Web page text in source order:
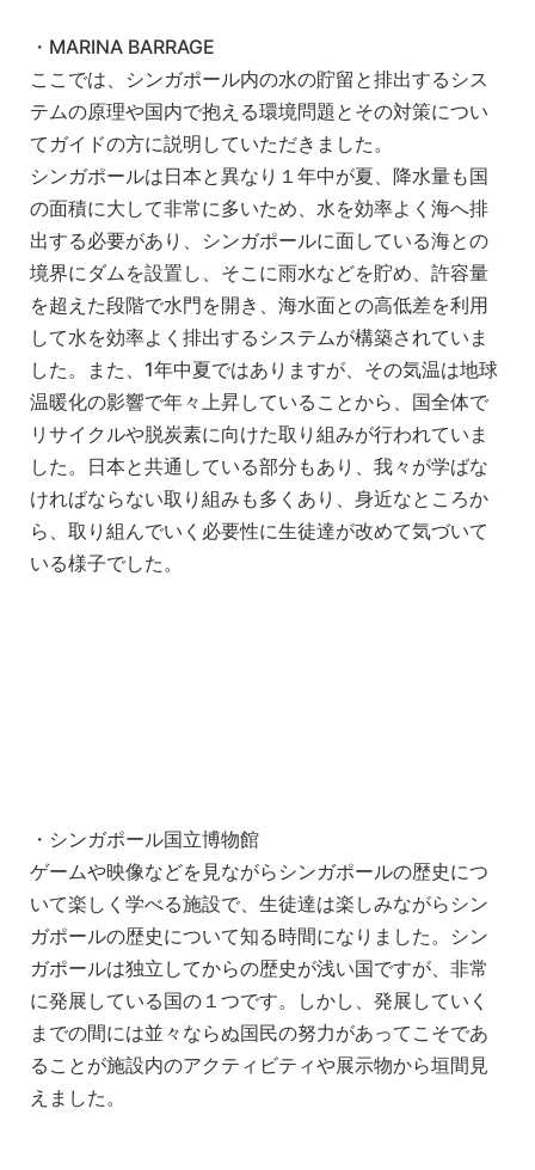
・MARINA BARRAGE
ここでは、シンガポール内の水の貯留と排出するシス
テムの原理や国内で抱える環境問題とその対策につい
てガイドの方に説明していただきました。
シンガポールは日本と異なり１年中が夏、降水量も国
の面積に大して非常に多いため、水を効率よく海へ排
出する必要があり、シンガポールに面している海との
境界にダムを設置し、そこに雨水などを貯め、許容量
を超えた段階で水門を開き、海水面との高低差を利用
して水を効率よく排出するシステムが構築されていま
した。また、1年中夏ではありますが、その気温は地球
温暖化の影響で年々上昇していることから、国全体で
リサイクルや脱炭素に向けた取り組みが行われていま
した。日本と共通している部分もあり、我々が学ばな
ければならない取り組みも多くあり、身近なところか
ら、取り組んでいく必要性に生徒達が改めて気づいて
いる様子でした。
・シンガポール国立博物館
ゲームや映像などを見ながらシンガポールの歴史につ
いて楽しく学べる施設で、生徒達は楽しみながらシン
ガポールの歴史について知る時間になりました。シン
ガポールは独立してからの歴史が浅い国ですが、非常
に発展している国の１つです。しかし、発展していく
までの間には並々ならぬ国民の努力があってこそであ
ることが施設内のアクティビティや展示物から垣間見
えました。